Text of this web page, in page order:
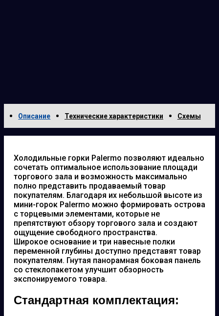
Описание Технические характеристики Схемы
Холодильные горки Palermo позволяют идеально
сочетать оптимальное использование площади
торгового зала и возможность максимально
полно представить продаваемый товар
покупателям. Благодаря их небольшой высоте из
мини-горок Palermo можно формировать острова
с торцевыми элементами, которые не
препятствуют обзору торгового зала и создают
ощущение свободного пространства.
Широкое основание и три навесные полки
переменной глубины доступно представят товар
покупателям. Гнутая панорамная боковая панель
со стеклопакетом улучшит обзорность
экспонируемого товара.
Стандартная комплектация: